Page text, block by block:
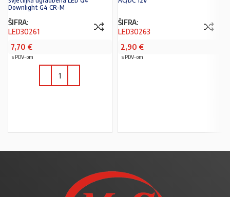
Downlight G4 CR-M
ŠIFRA:
LED30261
7,70 €
s PDV-om
ŠIFRA:
LED30263
2,90 €
s PDV-om